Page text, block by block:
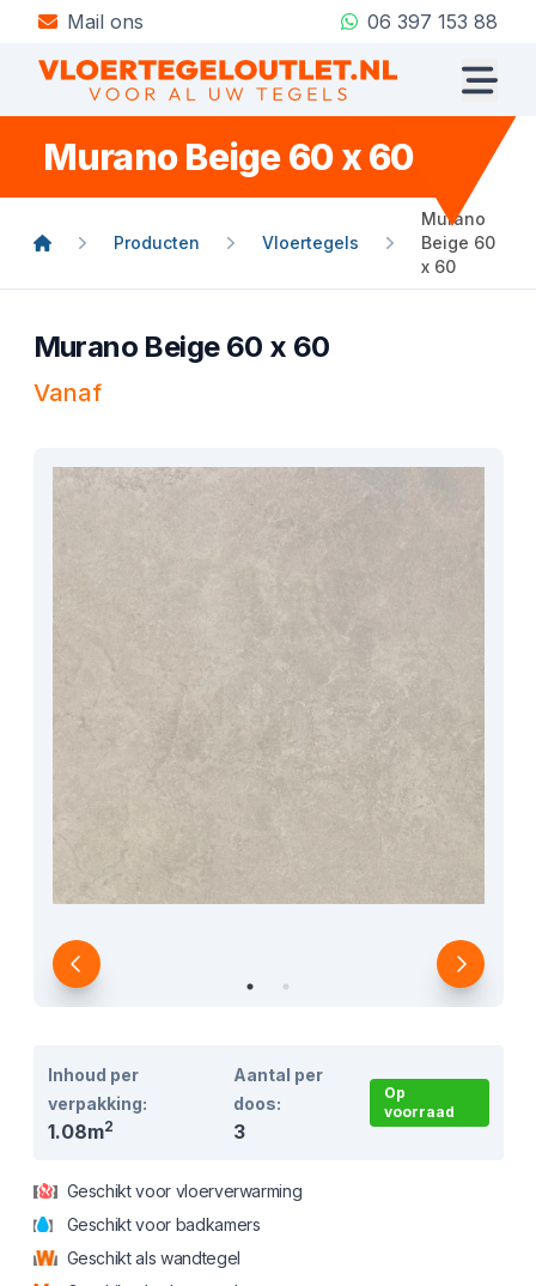
Mail ons 06 397 153 88
Murano Beige 60 x 60
Producten Vloertegels
Murano
Beige 60
x 60
Murano Beige 60 x 60
Vanaf
Inhoud per
verpakking:
1.08m2
Aantal per
doos:
3
Op
voorraad
Geschikt voor vloerverwarming
Geschikt voor badkamers
Geschikt als wandtegel